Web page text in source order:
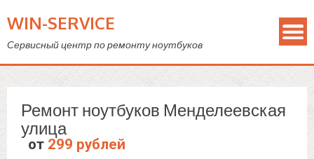
WIN-SERVICE
Сервисный центр по ремонту ноутбуков
Ремонт ноутбуков Менделеевская
улица
от 299 рублей